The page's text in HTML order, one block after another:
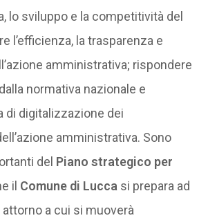
lo sviluppo e la competitività del
l’efficienza, la trasparenza e
amministrativa; rispondere
normativa nazionale e
di digitalizzazione dei
amministrativa. Sono
del Piano strategico per
il Comune di Lucca si prepara ad
attorno a cui si muoverà